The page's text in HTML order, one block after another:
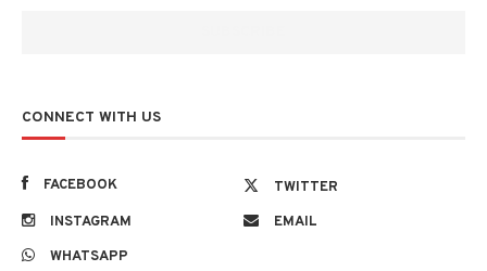
CONNECT WITH US
FACEBOOK
TWITTER
INSTAGRAM
EMAIL
WHATSAPP